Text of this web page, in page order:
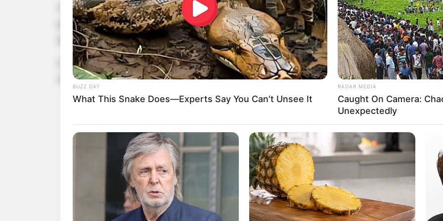
O sábado (11) foi prateado para o conjunto brasileiro de ginástica rítmica, já com
prova geral - a mesma que será disputada nos Jogos - o país obteve 68.850,
apresentações na etapa da Copa do Mundo da modalidade, em Portimão (Portugal).
O quinteto brasileiro formado Maria Eduarda Arakaki, Victoria Borges, Deborah
superado pelo time da Espanha (70.300), que ficou com o ouro. A França (65.050) levou
BUZZ DAY
What This Snake Does—Experts Say You Can't Unsee It
RADAR MEDIA
Caught On Camera:
Unexpectedly